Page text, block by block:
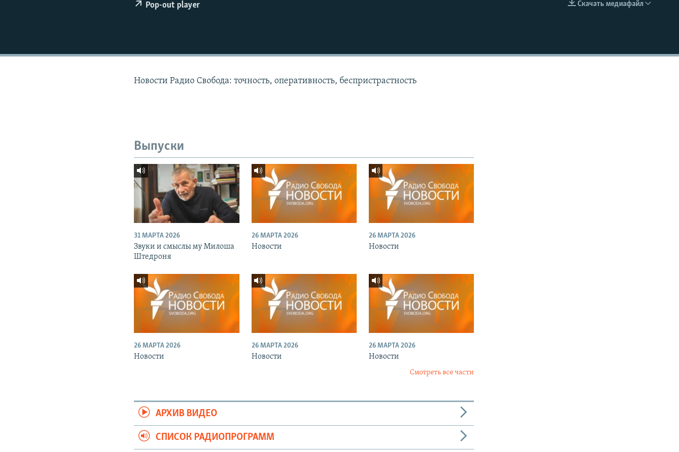
EMBED
Скачать медиафайл
Pop-out player
Новости Радио Свобода: точность, оперативность, беспристрастность
Выпуски
31 МАРТА 2026
Звуки и смыслы му Милоша
Штедроня
26 МАРТА 2026
Новости
26 МАРТА 2026
Новости
26 МАРТА 2026
Новости
26 МАРТА 2026
Новости
26 МАРТА 2026
Новости
Смотреть все части
АРХИВ ВИДЕО
СПИСОК РАДИОПРОГРАММ